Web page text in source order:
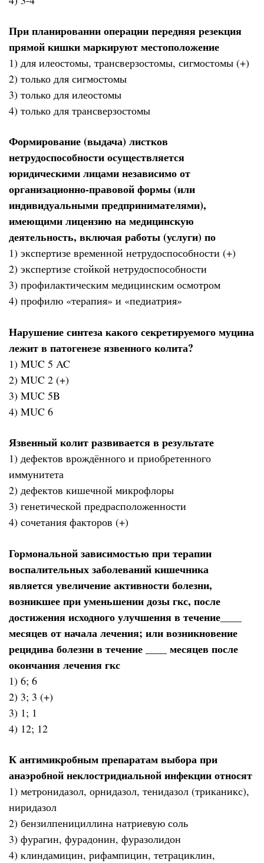
При планировании операции передняя резекция
прямой кишки маркируют местоположение
1) для илеостомы, трансверзостомы, сигмостомы (+)
2) только для сигмостомы
3) только для илеостомы
4) только для трансверзостомы
Формирование (выдача) листков
нетрудоспособности осуществляется
юридическими лицами независимо от
организационно-правовой формы (или
индивидуальными предпринимателями),
имеющими лицензию на медицинскую
деятельность, включая работы (услуги) по
1) экспертизе временной нетрудоспособности (+)
2) экспертизе стойкой нетрудоспособности
3) профилактическим медицинским осмотром
4) профилю «терапия» и «педиатрия»
Нарушение синтеза какого секретируемого муцина
лежит в патогенезе язвенного колита?
1) MUC 5 AC
2) MUC 2 (+)
3) MUC 5B
4) MUC 6
Язвенный колит развивается в результате
1) дефектов врождённого и приобретенного
иммунитета
2) дефектов кишечной микрофлоры
3) генетической предрасположенности
4) сочетания факторов (+)
Гормональной зависимостью при терапии
воспалительных заболеваний кишечника
является увеличение активности болезни,
возникшее при уменьшении дозы гкс, после
достижения исходного улучшения в течение____
месяцев от начала лечения; или возникновение
рецидива болезни в течение ____ месяцев после
окончания лечения гкс
1) 6; 6
2) 3; 3 (+)
3) 1; 1
4) 12; 12
К антимикробным препаратам выбора при
анаэробной неклостридиальной инфекции относят
1) метронидазол, орнидазол, тенидазол (триканикс),
ниридазол
2) бензилпенициллина натриевую соль
3) фурагин, фурадонин, фуразолидон
4) клиндамицин, рифампицин, тетрациклин,